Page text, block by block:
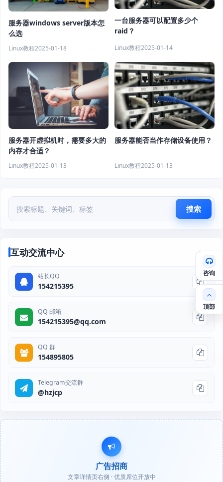
服务器windows server版本怎
么选
Linux教程2025-01-18
一台服务器可以配置多少个
raid？
Linux教程2025-01-14
服务器开虚拟机时，需要多大的
内存才合适？
Linux教程2025-01-13
服务器能否当作存储设备使用？
Linux教程2025-01-13
搜索
互动交流中心
站长QQ
154215395
QQ 邮箱
154215395@qq.com
QQ 群
154895805
Telegram交流群
@hzjcp
广告招商
文章详情页右侧 · 优质席位开放中
咨询
顶部